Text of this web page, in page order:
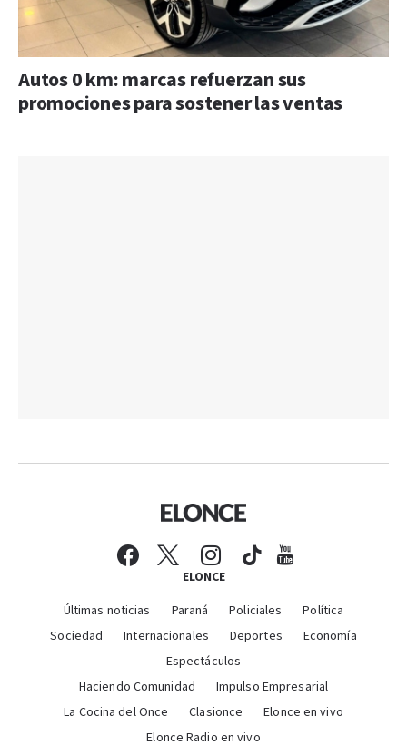
Autos 0 km: marcas refuerzan sus
promociones para sostener las ventas
ELONCE
Últimas noticias Paraná Policiales
Política
Sociedad
Internacionales Deportes
Economía
Espectáculos
Haciendo Comunidad
Impulso Empresarial
La Cocina del Once
Clasionce
Elonce en vivo
Elonce Radio en vivo